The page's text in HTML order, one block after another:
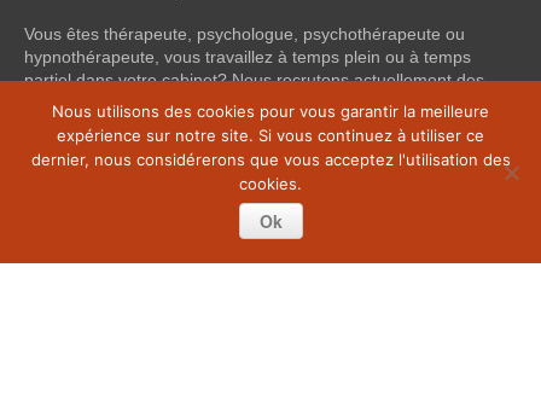
Vous êtes thérapeute, psychologue, psychothérapeute ou
hypnothérapeute, vous travaillez à temps plein ou à temps
partiel dans votre cabinet? Nous recrutons actuellement des
psychologues, psychothérapeutes et hypnothérapeutes
indépendants dans tout le Brabant Wallon, afin de proposer une
collaboration. Si vous souhaitez obtenir plus d’informations sur
ce que nous pouvons faire pour vous en tant que psy
indépendant, n’hésitez pas à nous contacter:
Nous utilisons des cookies pour vous garantir la meilleure
expérience sur notre site. Si vous continuez à utiliser ce
dernier, nous considérerons que vous acceptez l'utilisation des
cookies.
Ok